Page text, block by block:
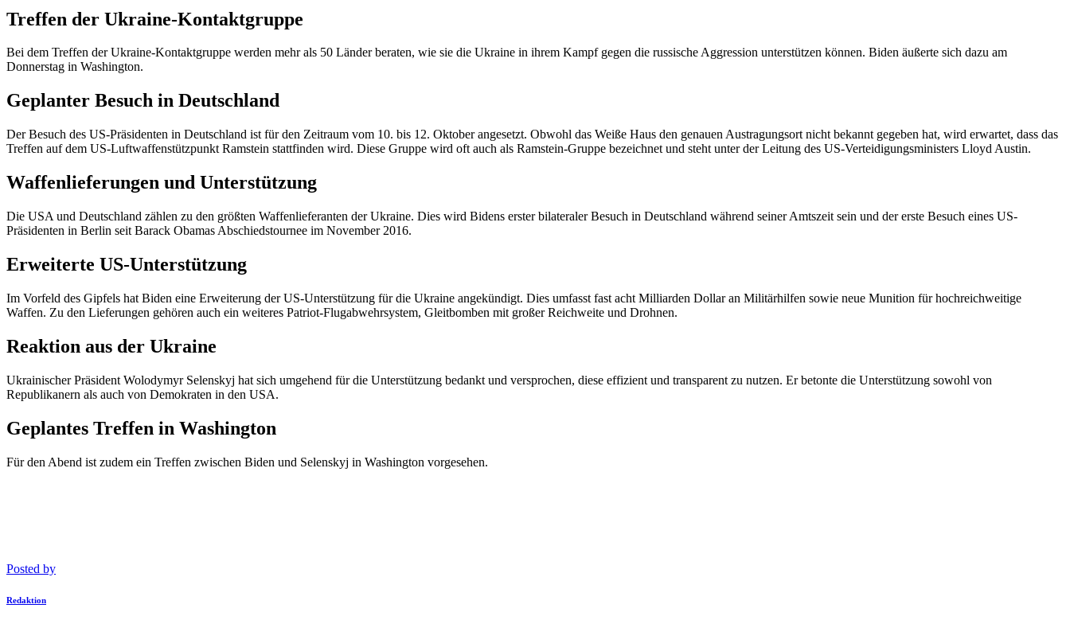
Treffen der Ukraine-Kontaktgruppe
Bei dem Treffen der Ukraine-Kontaktgruppe werden mehr als 50 Länder beraten, wie sie die Ukraine in ihrem Kampf gegen die russische Aggression unterstützen können. Biden äußerte sich dazu am
Donnerstag in Washington.
Geplanter Besuch in Deutschland
Der Besuch des US-Präsidenten in Deutschland ist für den Zeitraum vom 10. bis 12. Oktober angesetzt. Obwohl das Weiße Haus den genauen Austragungsort nicht bekannt gegeben hat, wird erwartet, dass das
Treffen auf dem US-Luftwaffenstützpunkt Ramstein stattfinden wird. Diese Gruppe wird oft auch als Ramstein-Gruppe bezeichnet und steht unter der Leitung des US-Verteidigungsministers Lloyd Austin.
Waffenlieferungen und Unterstützung
Die USA und Deutschland zählen zu den größten Waffenlieferanten der Ukraine. Dies wird Bidens erster bilateraler Besuch in Deutschland während seiner Amtszeit sein und der erste Besuch eines US-
Präsidenten in Berlin seit Barack Obamas Abschiedstournee im November 2016.
Erweiterte US-Unterstützung
Im Vorfeld des Gipfels hat Biden eine Erweiterung der US-Unterstützung für die Ukraine angekündigt. Dies umfasst fast acht Milliarden Dollar an Militärhilfen sowie neue Munition für hochreichweitige
Waffen. Zu den Lieferungen gehören auch ein weiteres Patriot-Flugabwehrsystem, Gleitbomben mit großer Reichweite und Drohnen.
Reaktion aus der Ukraine
Ukrainischer Präsident Wolodymyr Selenskyj hat sich umgehend für die Unterstützung bedankt und versprochen, diese effizient und transparent zu nutzen. Er betonte die Unterstützung sowohl von
Republikanern als auch von Demokraten in den USA.
Geplantes Treffen in Washington
Für den Abend ist zudem ein Treffen zwischen Biden und Selenskyj in Washington vorgesehen.
Posted by
Redaktion